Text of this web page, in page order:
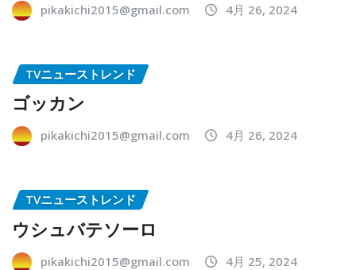
pikakichi2015@gmail.com 4月 26, 2024
TVニューストレンド
ゴッカン
pikakichi2015@gmail.com 4月 26, 2024
TVニューストレンド
ウシュバテソーロ
pikakichi2015@gmail.com 4月 25, 2024